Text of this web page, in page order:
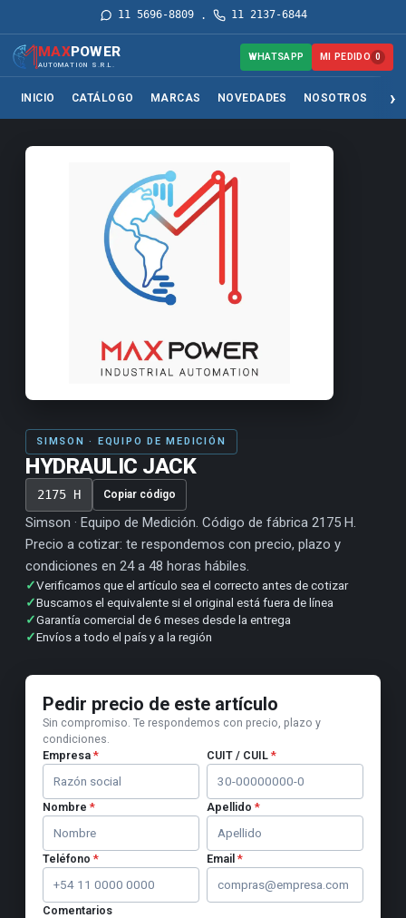
11 5696-8809· 11 2137-6844
MAXPOWER
AUTOMATION S.R.L.
INICIO CATÁLOGO MARCAS NOVEDADES NOSOTROS
WHATSAPP MI PEDIDO 0
SIMSON · EQUIPO DE MEDICIÓN
HYDRAULIC JACK
2175 H Copiar código
Simson · Equipo de Medición. Código de fábrica 2175 H.
Precio a cotizar: te respondemos con precio, plazo y
condiciones en 24 a 48 horas hábiles.
✓Verificamos que el artículo sea el correcto antes de cotizar
✓Buscamos el equivalente si el original está fuera de línea
✓Garantía comercial de 6 meses desde la entrega
✓Envíos a todo el país y a la región
Pedir precio de este artículo
Sin compromiso. Te respondemos con precio, plazo y
condiciones.
Empresa * CUIT / CUIL *
Nombre * Apellido *
Teléfono * Email *
Comentarios